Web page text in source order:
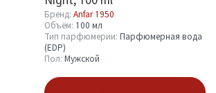
Бренд: Anfar 1950
Объём: 100 мл
Тип парфюмерии: Парфюмерная вода
(EDP)
Пол: Мужской